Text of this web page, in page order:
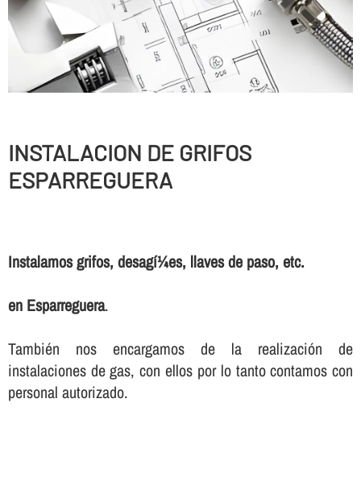
INSTALACION DE GRIFOS
ESPARREGUERA
Instalamos grifos, desagí¼es, llaves de paso, etc.
en Esparreguera.
También nos encargamos de la realización de
instalaciones de gas, con ellos por lo tanto contamos con
personal autorizado.